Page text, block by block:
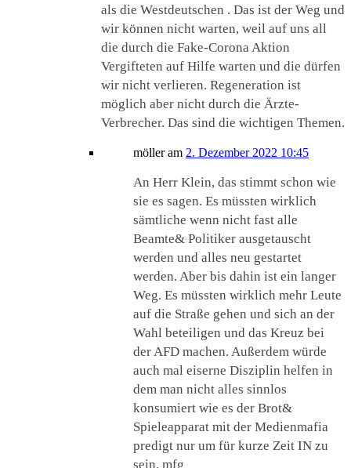
als die Westdeutschen . Das ist der Weg und
wir können nicht warten, weil auf uns all
die durch die Fake-Corona Aktion
Vergifteten auf Hilfe warten und die dürfen
wir nicht verlieren. Regeneration ist
möglich aber nicht durch die Ärzte-
Verbrecher. Das sind die wichtigen Themen.
mölleram 2. Dezember 2022 10:45
An Herr Klein, das stimmt schon wie
sie es sagen. Es müssten wirklich
sämtliche wenn nicht fast alle
Beamte& Politiker ausgetauscht
werden und alles neu gestartet
werden. Aber bis dahin ist ein langer
Weg. Es müssten wirklich mehr Leute
auf die Straße gehen und sich an der
Wahl beteiligen und das Kreuz bei
der AFD machen. Außerdem würde
auch mal eiserne Disziplin helfen in
dem man nicht alles sinnlos
konsumiert wie es der Brot&
Spieleapparat mit der Medienmafia
predigt nur um für kurze Zeit IN zu
sein. mfg